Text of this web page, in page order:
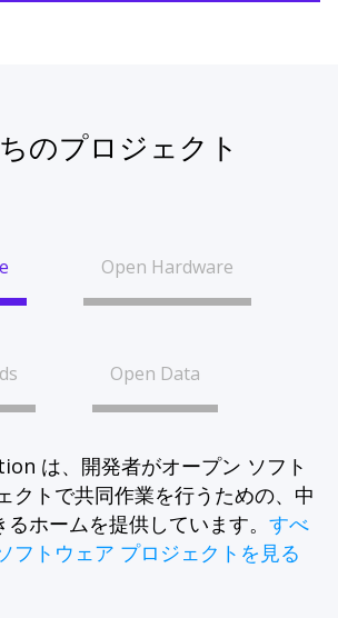
のプロジェクト
Open Hardware
Open Data
は、開発者がオープン ソフト
クトで共同作業を行うための、中
ホームを提供しています。 すべ
フトウェア プロジェクトを見る